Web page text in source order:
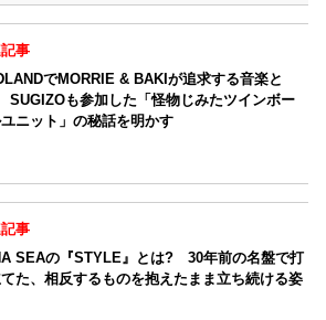
事
でMORRIE & BAKIが追求する音楽と
も参加した「怪物じみたツインボー
ニット」の秘話を明かす
事
SEAの『STYLE』とは? 30年前の名盤で打
た、相反するものを抱えたまま立ち続ける姿